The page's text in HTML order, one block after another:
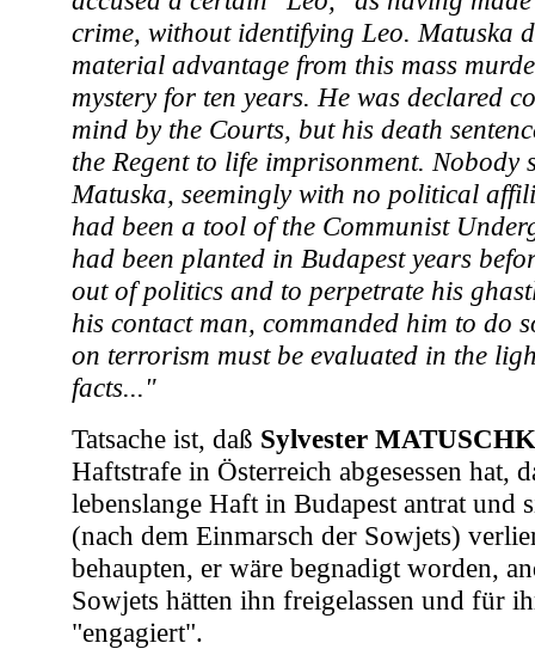
crime, without identifying Leo. Matuska
material advantage from this mass
mystery for ten years. He was declared
mind by the Courts, but his death
the Regent to life imprisonment. Nobody
Matuska, seemingly with no political
had been a tool of the Communist
had been planted in Budapest years
out of politics and to perpetrate his
his contact man, commanded him to do
on terrorism must be evaluated in the
facts..."
Tatsache ist, daß Sylvester
Haftstrafe in Österreich abgesessen hat,
lebenslange Haft in Budapest antrat und
(nach dem Einmarsch der Sowjets)
behaupten, er wäre begnadigt worden,
Sowjets hätten ihn freigelassen und für
"engagiert".